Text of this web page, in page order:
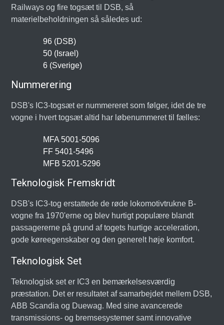
Railways og fire togsæt til DSB, så
materielbeholdningen så således ud:
96 (DSB)
50 (Israel)
6 (Sverige)
Nummerering
DSB's IC3-togsæt er nummereret som følger, idet de tre
vogne i hvert togsæt altid har løbenummeret til fælles:
MFA 5001-5096
FF 5401-5496
MFB 5201-5296
Teknologisk Fremskridt
DSB's IC3-tog erstattede de røde lokomotivtrukne B-
vogne fra 1970'erne og blev hurtigt populære blandt
passagererne på grund af togets hurtige acceleration,
gode køreegenskaber og den generelt høje komfort.
Teknologisk Set
Teknologisk set er IC3 en bemærkelsesværdig
præstation. Det er resultatet af samarbejdet mellem DSB,
ABB Scandia og Duewag. Med sine avancerede
transmissions- og bremsesystemer samt innovative